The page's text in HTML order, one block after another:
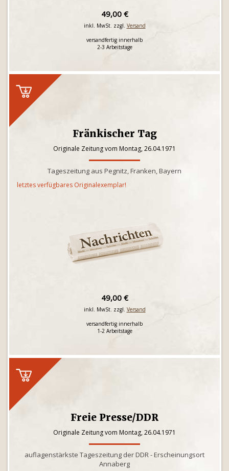
49,00 €
inkl. MwSt. zzgl. Versand
versandfertig innerhalb
2-3 Arbeitstage
Fränkischer Tag
Originale Zeitung vom Montag, 26.04.1971
Tageszeitung aus Pegnitz, Franken, Bayern
letztes verfügbares Originalexemplar!
49,00 €
inkl. MwSt. zzgl. Versand
versandfertig innerhalb
1-2 Arbeitstage
Freie Presse/DDR
Originale Zeitung vom Montag, 26.04.1971
auflagenstärkste Tageszeitung der DDR - Erscheinungsort
Annaberg